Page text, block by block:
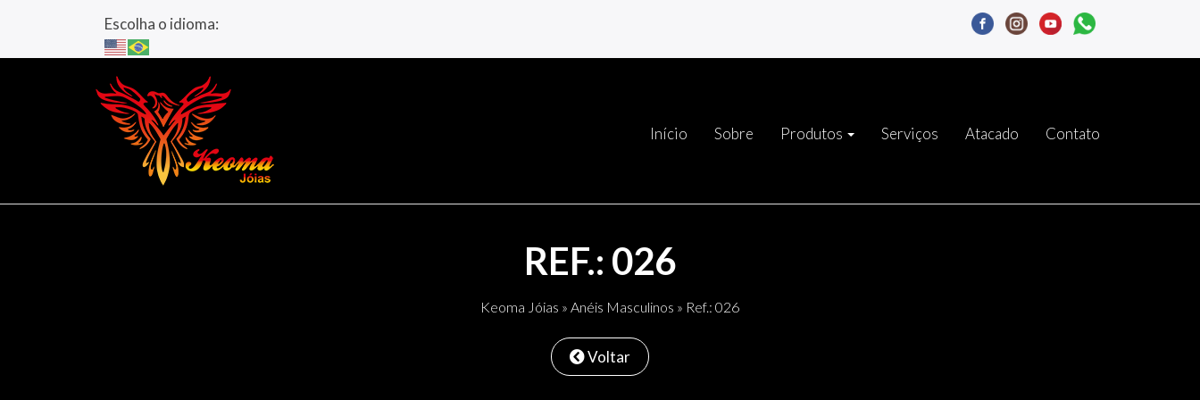
Escolha o idioma:
Início Sobre Produtos Serviços Atacado Contato
REF.: 026
Keoma Jóias » Anéis Masculinos » Ref.: 026
Voltar